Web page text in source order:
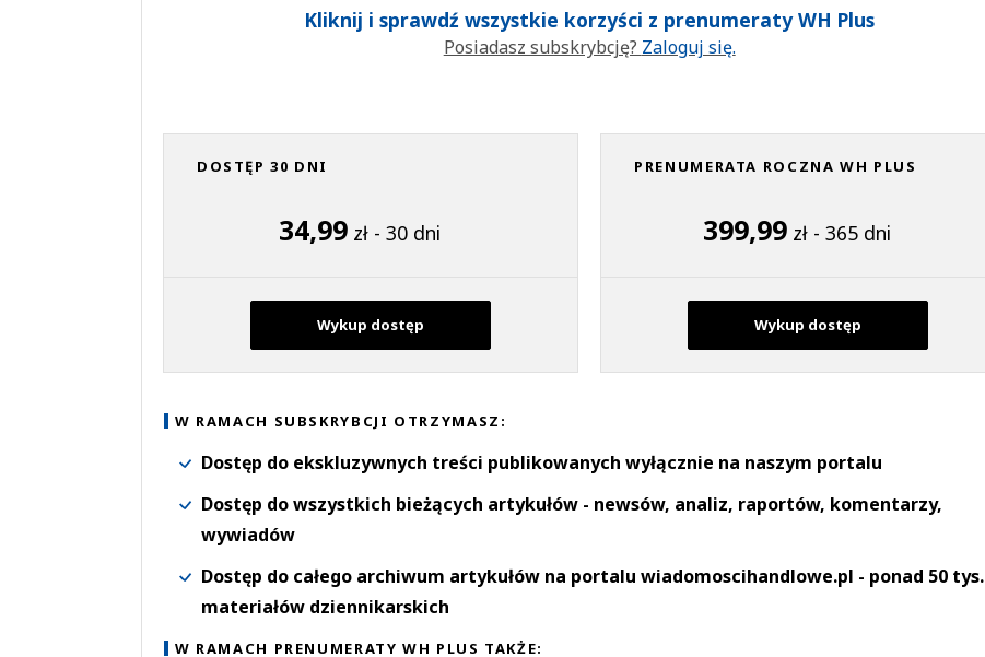
Kliknij i sprawdź wszystkie korzyści z prenumeraty WH Plus
Posiadasz subskrybcję? Zaloguj się.
DOSTĘP 30 DNI
34,99 zł - 30 dni
Wykup dostęp
PRENUMERATA ROCZNA WH PLUS
399,99 zł - 365 dni
Wykup dostęp
W RAMACH SUBSKRYBCJI OTRZYMASZ:
Dostęp do ekskluzywnych treści publikowanych wyłącznie na naszym portalu
Dostęp do wszystkich bieżących artykułów - newsów, analiz, raportów, komentarzy,
wywiadów
Dostęp do całego archiwum artykułów na portalu wiadomoscihandlowe.pl - ponad 50 tys.
materiałów dziennikarskich
W RAMACH PRENUMERATY WH PLUS TAKŻE: